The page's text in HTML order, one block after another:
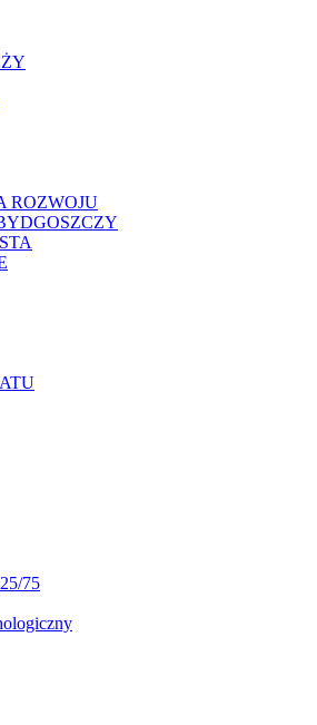
ROZWOJU
75